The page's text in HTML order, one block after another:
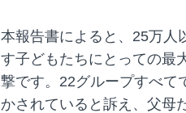
本報告書によると、25万人
す子どもたちにとっての最
撃です。22グループすべて
かされていると訴え、父母